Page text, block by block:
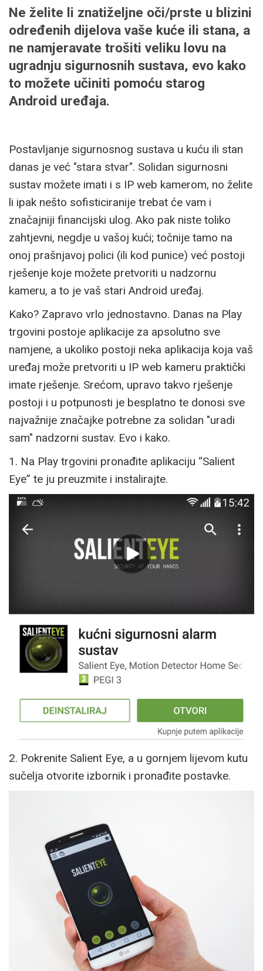
Ne želite li znatiželjne oči/prste u blizini
određenih dijelova vaše kuće ili stana, a
ne namjeravate trošiti veliku lovu na
ugradnju sigurnosnih sustava, evo kako
to možete učiniti pomoću starog
Android uređaja.
Postavljanje sigurnosnog sustava u kuću ili stan
danas je već "stara stvar". Solidan sigurnosni
sustav možete imati i s IP web kamerom, no želite
li ipak nešto sofisticiranije trebat će vam i
značajniji financijski ulog. Ako pak niste toliko
zahtjevni, negdje u vašoj kući; točnije tamo na
onoj prašnjavoj polici (ili kod punice) već postoji
rješenje koje možete pretvoriti u nadzornu
kameru, a to je vaš stari Android uređaj.
Kako? Zapravo vrlo jednostavno. Danas na Play
trgovini postoje aplikacije za apsolutno sve
namjene, a ukoliko postoji neka aplikacija koja vaš
uređaj može pretvoriti u IP web kameru praktički
imate rješenje. Srećom, upravo takvo rješenje
postoji i u potpunosti je besplatno te donosi sve
najvažnije značajke potrebne za solidan "uradi
sam" nadzorni sustav. Evo i kako.
1. Na Play trgovini pronađite aplikaciju “Salient
Eye” te ju preuzmite i instalirajte.
2. Pokrenite Salient Eye, a u gornjem lijevom kutu
sučelja otvorite izbornik i pronađite postavke.